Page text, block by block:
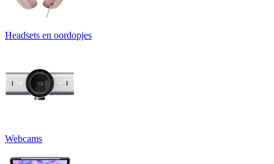
Headsets en oordopjes
Webcams